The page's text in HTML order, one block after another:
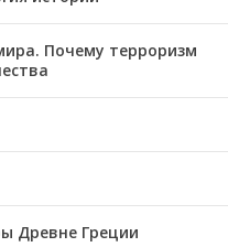
Почему терроризм
Древне Греции